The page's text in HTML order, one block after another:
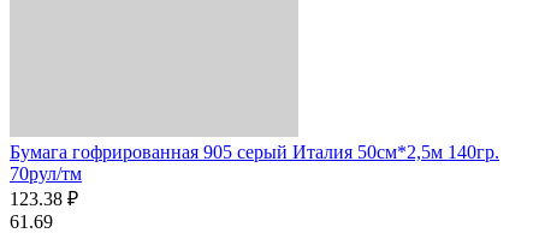
Бумага гофрированная 905 серый Италия 50см*2,5м 140гр.
70рул/тм
123.38 ₽
61.69